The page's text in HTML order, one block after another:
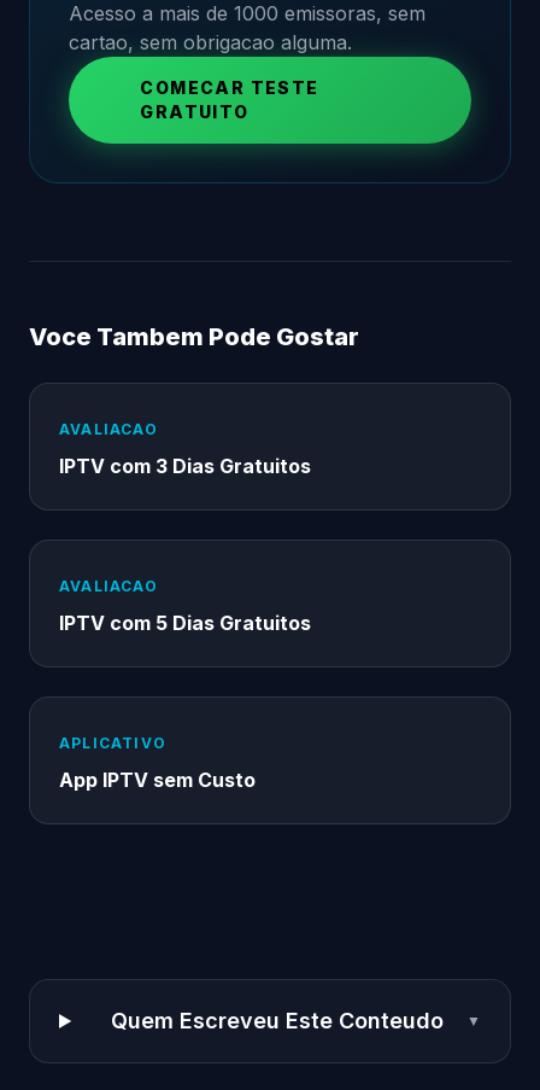
Acesso a mais de 1000 emissoras, sem
cartao, sem obrigacao alguma.
COMECAR TESTE
GRATUITO
Voce Tambem Pode Gostar
AVALIACAO
IPTV com 3 Dias Gratuitos
AVALIACAO
IPTV com 5 Dias Gratuitos
APLICATIVO
App IPTV sem Custo
Quem Escreveu Este Conteudo ▼